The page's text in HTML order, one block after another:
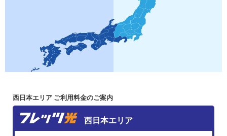
西日本エリア ご利用料金のご案内
西日本エリア